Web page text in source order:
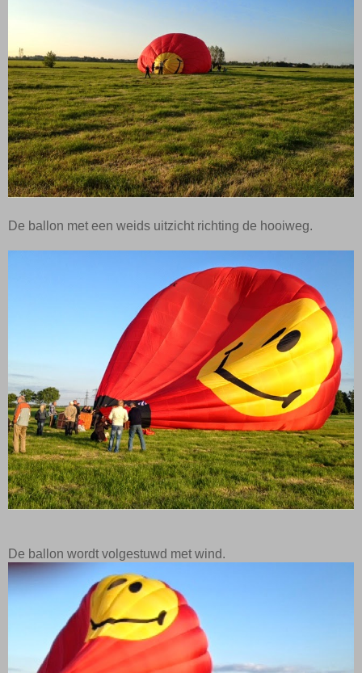
De ballon met een weids uitzicht richting de hooiweg.
De ballon wordt volgestuwd met wind.